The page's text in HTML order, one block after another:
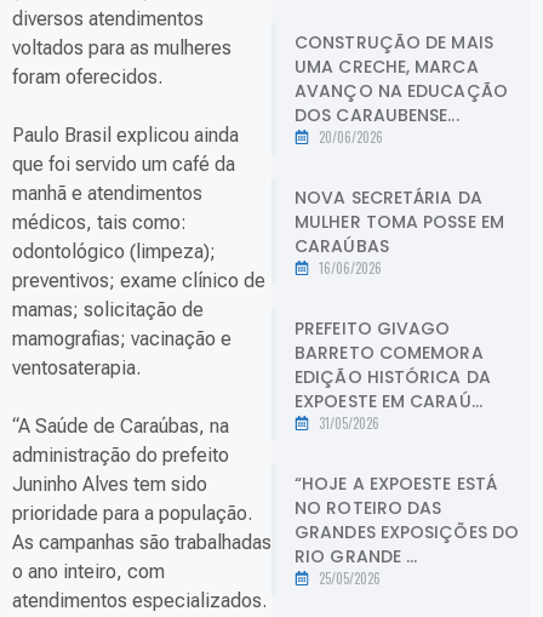
diversos atendimentos
voltados para as mulheres
foram oferecidos.
Paulo Brasil explicou ainda
que foi servido um café da
manhã e atendimentos
médicos, tais como:
odontológico (limpeza);
preventivos; exame clínico de
mamas; solicitação de
mamografias; vacinação e
ventosaterapia.
“A Saúde de Caraúbas, na
administração do prefeito
Juninho Alves tem sido
prioridade para a população.
As campanhas são trabalhadas
o ano inteiro, com
atendimentos especializados.
CONSTRUÇÃO DE MAIS
UMA CRECHE, MARCA
AVANÇO NA EDUCAÇÃO
DOS CARAUBENSE...
20/06/2026
NOVA SECRETÁRIA DA
MULHER TOMA POSSE EM
CARAÚBAS
16/06/2026
PREFEITO GIVAGO
BARRETO COMEMORA
EDIÇÃO HISTÓRICA DA
EXPOESTE EM CARAÚ...
31/05/2026
“HOJE A EXPOESTE ESTÁ
NO ROTEIRO DAS
GRANDES EXPOSIÇÕES DO
RIO GRANDE ...
25/05/2026